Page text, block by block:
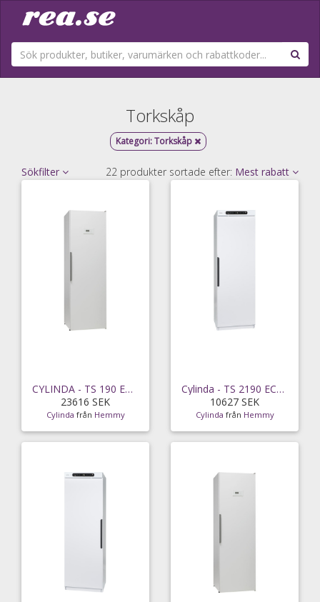
Torkskåp
Kategori:Torkskåp
Sökfilter 22 produkter sortade efter: Mest rabatt
CYLINDA - TS 190 ECO VP V - snabb leverans
23616 SEK
Cylinda från Hemmy
Cylinda - TS 2190 ECO X V vit - snabb leverans
10627 SEK
Cylinda från Hemmy